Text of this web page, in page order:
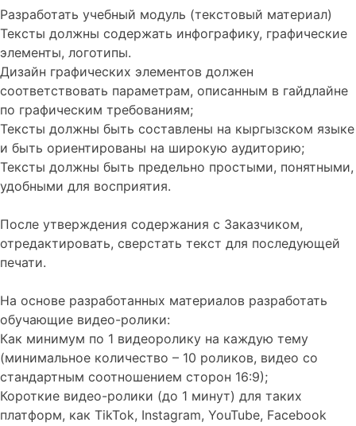
Разработать учебный модуль (текстовый материал)
Тексты должны содержать инфографику, графические
элементы, логотипы.
Дизайн графических элементов должен
соответствовать параметрам, описанным в гайдлайне
по графическим требованиям;
Тексты должны быть составлены на кыргызском языке
и быть ориентированы на широкую аудиторию;
Тексты должны быть предельно простыми, понятными,
удобными для восприятия.
После утверждения содержания с Заказчиком,
отредактировать, сверстать текст для последующей
печати.
На основе разработанных материалов разработать
обучающие видео-ролики:
Как минимум по 1 видеоролику на каждую тему
(минимальное количество – 10 роликов, видео со
стандартным соотношением сторон 16:9);
Короткие видео-ролики (до 1 минут) для таких
платформ, как TikTok, Instagram, YouTube, Facebook